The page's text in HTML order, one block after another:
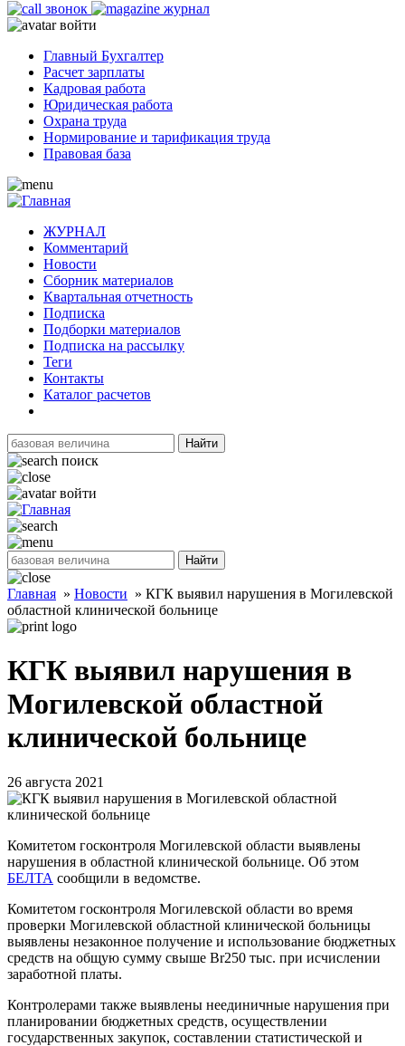
звонок
журнал
войти
Главный Бухгалтер
Расчет зарплаты
Кадровая работа
Юридическая работа
Охрана труда
Нормирование и тарификация труда
Правовая база
ЖУРНАЛ
Комментарий
Новости
Сборник материалов
Квартальная отчетность
Подписка
Подборки материалов
Подписка на рассылку
Теги
Контакты
Каталог расчетов
Найти
поиск
войти
Найти
Главная » Новости » КГК выявил нарушения в Могилевской
областной клинической больнице
КГК выявил нарушения в
Могилевской областной
клинической больнице
26 августа 2021
Комитетом госконтроля Могилевской области выявлены
нарушения в областной клинической больнице. Об этом
БЕЛТА сообщили в ведомстве.
Комитетом госконтроля Могилевской области во время
проверки Могилевской областной клинической больницы
выявлены незаконное получение и использование бюджетных
средств на общую сумму свыше Br250 тыс. при исчислении
заработной платы.
Контролерами также выявлены неединичные нарушения при
планировании бюджетных средств, осуществлении
государственных закупок, составлении статистической и